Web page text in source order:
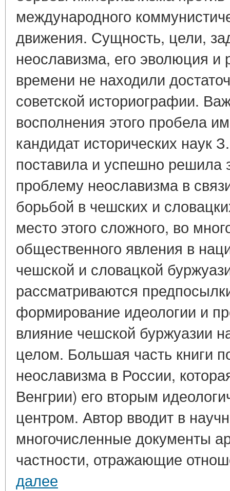
международного
движения. Сущность, цели,
неославизма, его эволюция и
времени не находили
советской историографии.
восполнения этого пробела
кандидат исторических
поставила и успешно решила
проблему неославизма в
борьбой в чешских и
место этого сложного, во
общественного явления в
чешской и словацкой
рассматриваются
формирование идеологии и
влияние чешской буржуазии
целом. Большая часть книги
неославизма в России,
Венгрии) его вторым
центром. Автор вводит в
многочисленные документы
частности, отражающие
далее